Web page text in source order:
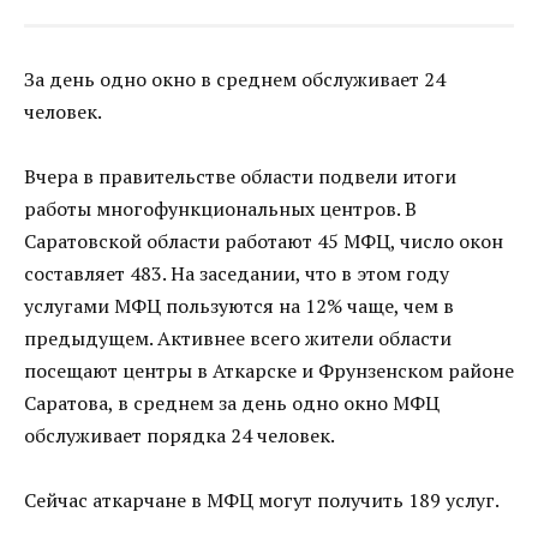
За день одно окно в среднем обслуживает 24
человек.
Вчера в правительстве области подвели итоги
работы многофункциональных центров. В
Саратовской области работают 45 МФЦ, число окон
составляет 483. На заседании, что в этом году
услугами МФЦ пользуются на 12% чаще, чем в
предыдущем. Активнее всего жители области
посещают центры в Аткарске и Фрунзенском районе
Саратова, в среднем за день одно окно МФЦ
обслуживает порядка 24 человек.
Сейчас аткарчане в МФЦ могут получить 189 услуг.